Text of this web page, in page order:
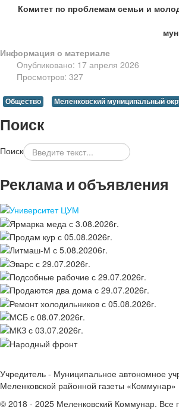
Комитет по проблемам семьи и
Информация о материале
Опубликовано: 17 апреля 2026
Просмотров: 327
Общество Меленковский муниципальный
Поиск
Поиск
Реклама и объявления
Учредитель - Муниципальное автономное
Меленковской районной газеты «Коммунар»
© 2018 - 2025 Меленковский Коммунар.